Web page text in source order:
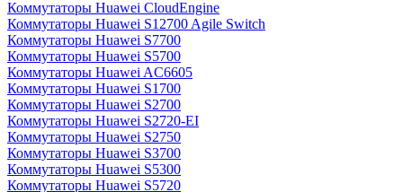
Коммутаторы Huawei CloudEngine
Коммутаторы Huawei S12700 Agile Switch
Коммутаторы Huawei S7700
Коммутаторы Huawei S5700
Коммутаторы Huawei AC6605
Коммутаторы Huawei S1700
Коммутаторы Huawei S2700
Коммутаторы Huawei S2720-EI
Коммутаторы Huawei S2750
Коммутаторы Huawei S3700
Коммутаторы Huawei S5300
Коммутаторы Huawei S5720